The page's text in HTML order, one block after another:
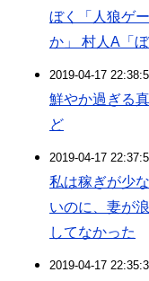
ぼく「人狼ゲ
か」 村人A「
2019-04-17
鮮やか過ぎる
ど
2019-04-17
私は稼ぎが少
いのに、妻が
してなかった
2019-04-17